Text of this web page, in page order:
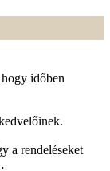
időben
a rendeléseket